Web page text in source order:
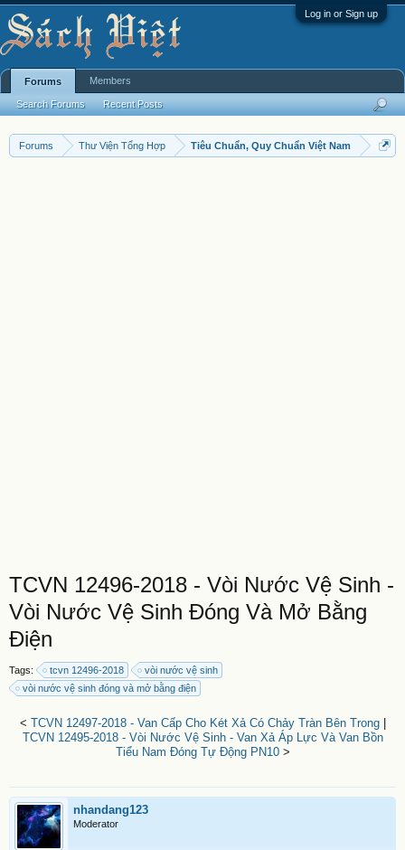
Log in or Sign up
Forums Thư Viện Tổng Hợp Tiêu Chuẩn, Quy Chuẩn Việt Nam
TCVN 12496-2018 - Vòi Nước Vệ Sinh -
Vòi Nước Vệ Sinh Đóng Và Mở Bằng
Điện
Tags: tcvn 12496-2018
vòi nước vệ sinh
vòi nước vệ sinh đóng và mở bằng điện
< TCVN 12497-2018 - Van Cấp Cho Két Xả Có Chảy Tràn Bên Trong|
TCVN 12495-2018 - Vòi Nước Vệ Sinh - Van Xả Áp Lực Và Van Bồn
Tiểu Nam Đóng Tự Động PN10>
nhandang123
Moderator
Forums
Search Forums Recent Posts
Members